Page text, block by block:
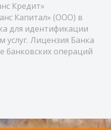
Кредит»
Капитал» (ООО) в
для идентификации
услуг. Лицензия Банка
банковских операций